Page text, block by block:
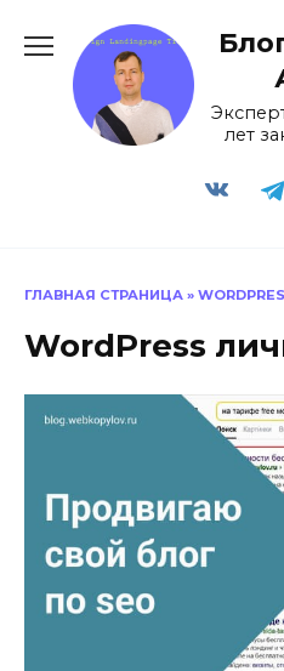
содержанию
лет
ГЛАВНАЯ СТРАНИЦА »
WordPress